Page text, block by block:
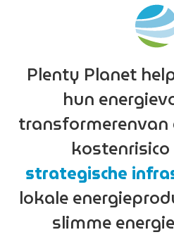
autonomie
Ontdek hoe organisaties
opnieuw ontwerpen met
en slimme energie-
Neem contact op
Bekijk onze oplossingen
Plenty Planet
hun
transformerenvan
kostenrisico
strategische
lokale
slimme